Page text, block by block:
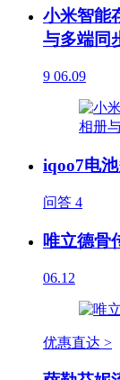
小米智能
与多端同
9 06.09
iqoo7电
问答 4
唯立德骨
06.12
优惠直达 >